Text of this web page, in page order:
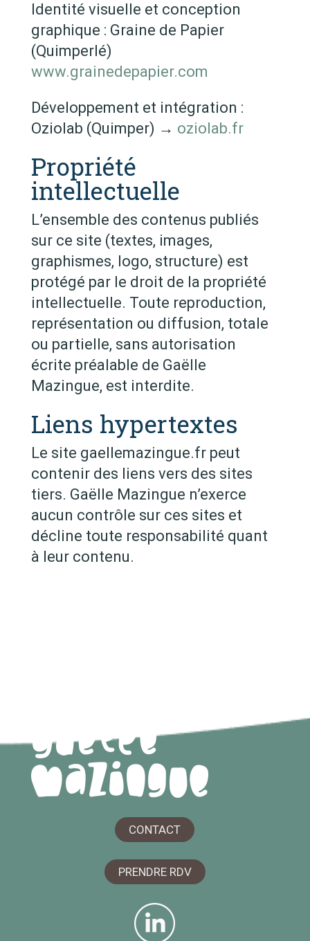
Identité visuelle et conception
graphique : Graine de Papier
(Quimperlé)
www.grainedepapier.com
Développement et intégration :
Oziolab (Quimper) → oziolab.fr
Propriété
intellectuelle
L’ensemble des contenus publiés
sur ce site (textes, images,
graphismes, logo, structure) est
protégé par le droit de la propriété
intellectuelle. Toute reproduction,
représentation ou diffusion, totale
ou partielle, sans autorisation
écrite préalable de Gaëlle
Mazingue, est interdite.
Liens hypertextes
Le site gaellemazingue.fr peut
contenir des liens vers des sites
tiers. Gaëlle Mazingue n’exerce
aucun contrôle sur ces sites et
décline toute responsabilité quant
à leur contenu.
CONTACT
PRENDRE RDV